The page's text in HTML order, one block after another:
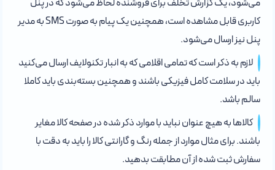
می‌شود، یک گزارش تخلف برای فروشنده لحاظ می‌شود که در پنل
کاربری قابل مشاهده است، همچنین یک پیام به صورت SMS به مدیر
پنل نیز ارسال می‌شود.
لازم به ذکر است که تمامی اقلامی که به انبار تکنولایف ارسال می‌کنید
باید در سلامت کامل فیزیکی باشند و همچنین بسته‌بندی باید کاملا
سالم باشد.
کالاها به هیچ عنوان نباید با موارد ذکر شده در صفحه کالا مغایر
باشند. برای مثال موارد از جمله رنگ و گارانتی کالا را باید به دقت با
سفارش ثبت شده از آن مطابقت بدهید.